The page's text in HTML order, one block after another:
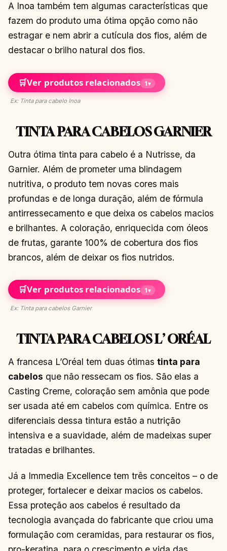
A Inoa também tem algumas características que
fazem do produto uma ótima opção como não
estragar e nem abrir a cutícula dos fios, além de
destacar o brilho natural dos fios.
🛒Ver produtos relacionados 1▾
Ex: Tinta para cabelo Inoa
TINTA PARA CABELOS GARNIER
Outra ótima tinta para cabelo é a Nutrisse, da
Garnier. Além de prometer uma blindagem
nutritiva, o produto tem novas cores mais
profundas e de longa duração, além de fórmula
antirressecamento e que deixa os cabelos macios
e brilhantes. A coloração, enriquecida com óleos
de frutas, garante 100% de cobertura dos fios
brancos, além de deixar os fios nutridos.
🛒Ver produtos relacionados 1▾
Ex: Tinta para cabelos Garnier
TINTA PARA CABELOS L’ ORÉAL
A francesa L’Oréal tem duas ótimas tinta para
cabelos que não ressecam os fios. São elas a
Casting Creme, coloração sem amônia que pode
ser usada até em cabelos com química. Entre os
diferenciais dessa tintura estão a nutrição
intensiva e a suavidade, além de madeixas super
tratadas e brilhantes.
Já a Immedia Excellence tem três conceitos – o de
proteger, fortalecer e deixar macios os cabelos.
Essa proteção aos cabelos é resultado da
tecnologia avançada do fabricante que criou uma
formulação com ceramidas, para restaurar os fios,